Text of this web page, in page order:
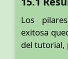
Los
exitosa
del tutorial,